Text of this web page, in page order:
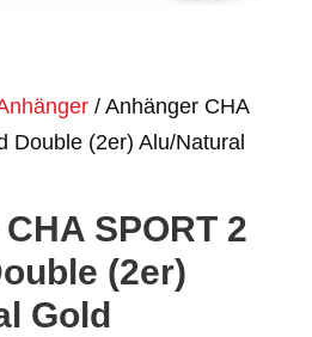
/ Anhänger CHA
Double (2er) Alu/Natural
SPORT 2
(2er)
Gold